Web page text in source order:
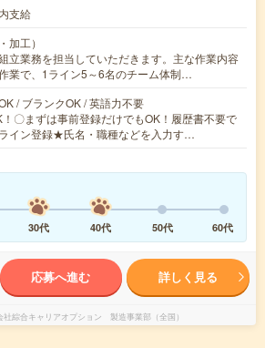
支給
加工）
立業務を担当していただきます。主な作業内容
業で、1ライン5～6名のチーム体制…
/ ブランクOK / 英語力不要
〇まずは事前登録だけでもOK！履歴書不要で
イン登録★氏名・職種などを入力す…
30代 40代 50代 60代
応募へ進む 詳しく見る
社綜合キャリアオプション 製造事業部（全国）